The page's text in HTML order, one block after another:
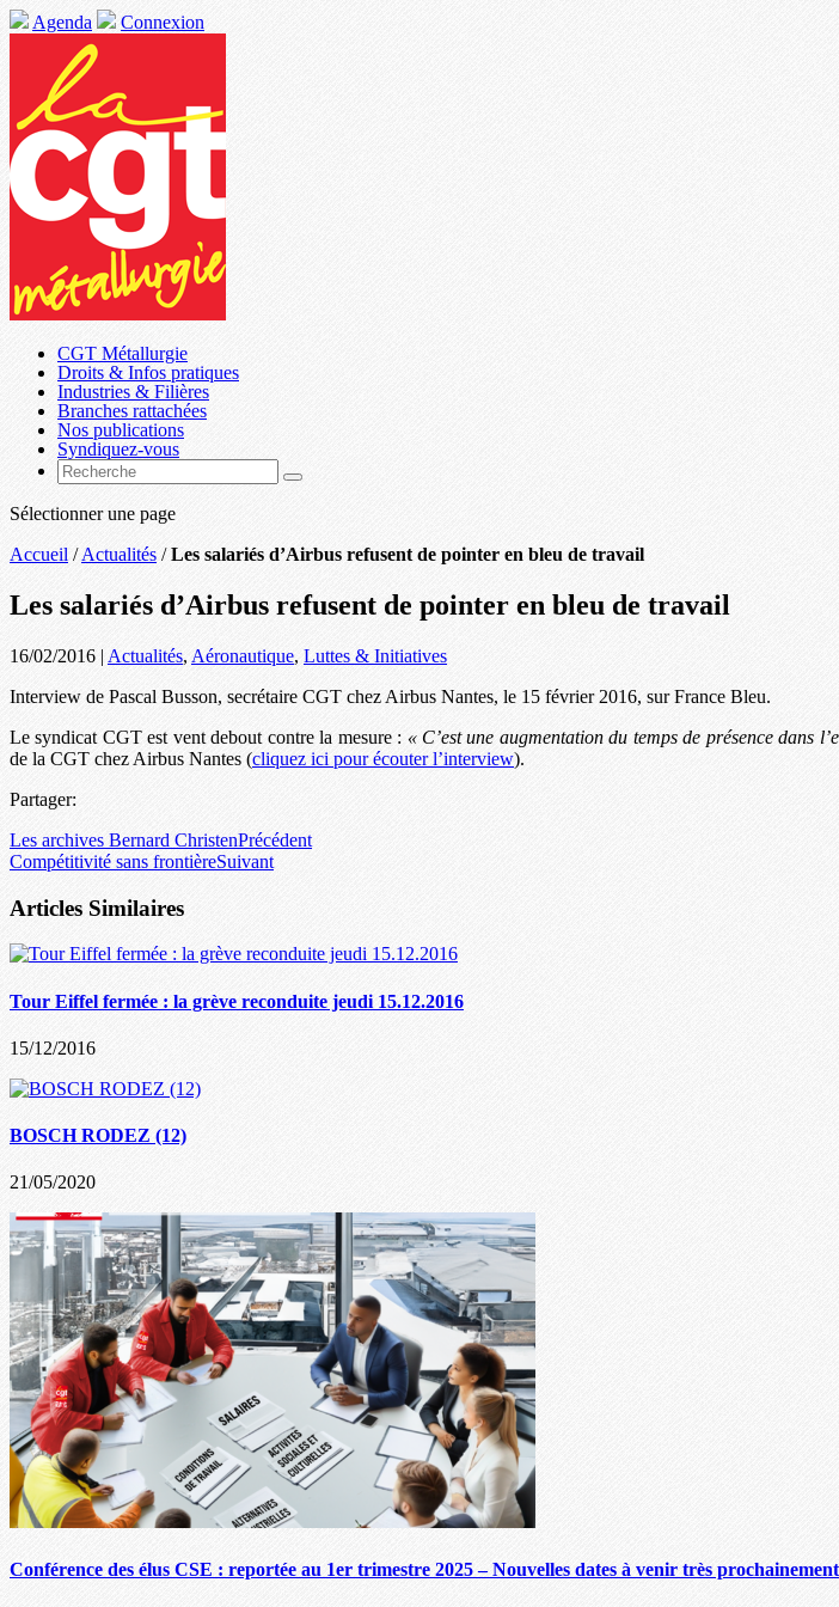
Agenda Connexion
CGT Métallurgie
Droits & Infos pratiques
Industries & Filières
Branches rattachées
Nos publications
Syndiquez-vous
Sélectionner une page
Accueil /Actualités /Les salariés d’Airbus refusent de pointer en bleu de travail
Les salariés d’Airbus refusent de pointer en bleu de travail
16/02/2016 | Actualités, Aéronautique, Luttes & Initiatives
Interview de Pascal Busson, secrétaire CGT chez Airbus Nantes, le 15 février 2016, sur France Bleu.
Le syndicat CGT est vent debout contre la mesure : « C’est une augmentation du temps de présence dans
de la CGT chez Airbus Nantes (cliquez ici pour écouter l’interview).
Partager:
Les archives Bernard ChristenPrécédent
Compétitivité sans frontièreSuivant
Articles Similaires
Tour Eiffel fermée : la grève reconduite jeudi 15.12.2016
15/12/2016
BOSCH RODEZ (12)
21/05/2020
Conférence des élus CSE : reportée au 1er trimestre 2025 – Nouvelles dates à venir très prochainement